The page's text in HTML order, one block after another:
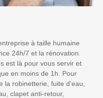
à taille humaine
24h/7 et la rénovation.
est là pour vous servir et
en moins de 1h. Pour
la robinetterie, fuite d'eau,
clapet anti-retour,